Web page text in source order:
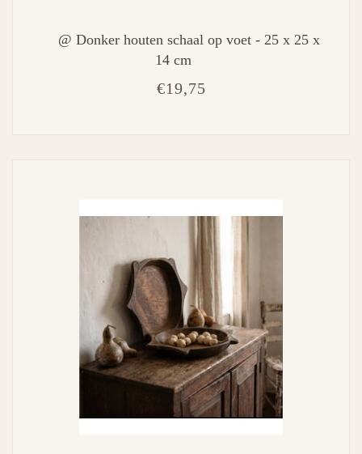
@ Donker houten schaal op voet - 25 x 25 x
14 cm
€19,75